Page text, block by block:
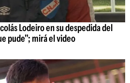
Lodeiro en su despedida del
pude"; mirá el video